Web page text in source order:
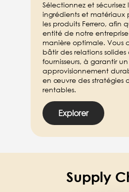
Sélectionnez et sécurisez
ingrédients et matériaux
les produits Ferrero, afin
entité de notre
manière optimale. Vous
bâtir des relations solides
fournisseurs, à garantir un
approvisionnement
en œuvre des stratégies
rentables.
Explorer
Supply